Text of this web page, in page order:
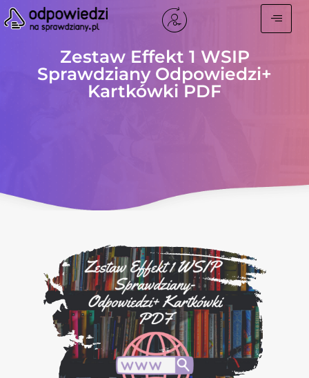
Zestaw Effekt 1 WSIP
Sprawdziany Odpowiedzi+
Kartkówki PDF